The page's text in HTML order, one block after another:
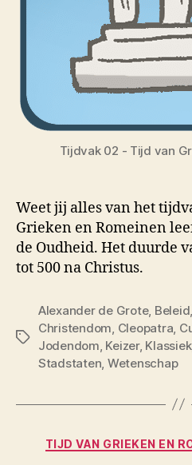
Tijdvak 02 - Tijd van
Weet jij alles van het
Grieken en Romeinen
de Oudheid. Het duurde
tot 500 na Christus.
Tags
Alexander de Grote, Beleid
Christendom Cleopatra
Jodendom Keizer, Klassiek,
Stadstaten Wetenschap
TIJD VAN GRIEKEN EN